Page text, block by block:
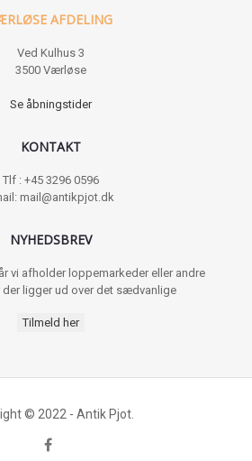
AFDELING
Ved Kulhus 3
3500 Værløse
Se åbningstider
KONTAKT
Tlf : +45 3296 0596
mail@antikpjot.dk
NYHEDSBREV
vi afholder loppemarkeder eller andre
der ligger ud over det sædvanlige
Tilmeld her
© 2022 - Antik Pjot.